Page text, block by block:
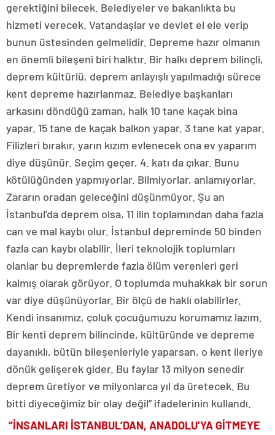
gerektiğini bilecek. Belediyeler ve bakanlıkta bu
hizmeti verecek. Vatandaşlar ve devlet el ele verip
bunun üstesinden gelmelidir. Depreme hazır olmanın
en önemli bileşeni biri halktır. Bir halkı deprem bilinçli,
deprem kültürlü, deprem anlayışlı yapılmadığı sürece
kent depreme hazırlanmaz. Belediye başkanları
arkasını döndüğü zaman, halk 10 tane kaçak bina
yapar. 15 tane de kaçak balkon yapar. 3 tane kat yapar.
Filizleri bırakır, yarın kızım evlenecek ona ev yaparım
diye düşünür. Seçim geçer, 4. katı da çıkar. Bunu
kötülüğünden yapmıyorlar. Bilmiyorlar, anlamıyorlar.
Zararın oradan geleceğini düşünmüyor. Şu an
İstanbul’da deprem olsa, 11 ilin toplamından daha fazla
can ve mal kaybı olur. İstanbul depreminde 50 binden
fazla can kaybı olabilir. İleri teknolojik toplumları
olanlar bu depremlerde fazla ölüm verenleri geri
kalmış olarak görüyor. O toplumda muhakkak bir sorun
var diye düşünüyorlar. Bir ölçü de haklı olabilirler.
Kendi insanımız, çoluk çocuğumuzu korumamız lazım.
Bir kenti deprem bilincinde, kültüründe ve depreme
dayanıklı, bütün bileşenleriyle yaparsan, o kent ileriye
dönük gelişerek gider. Bu faylar 13 milyon senedir
deprem üretiyor ve milyonlarca yıl da üretecek. Bu
bitti diyeceğimiz bir olay değil” ifadelerinin kullandı.
“İNSANLARI İSTANBUL’DAN, ANADOLU’YA GİTMEYE